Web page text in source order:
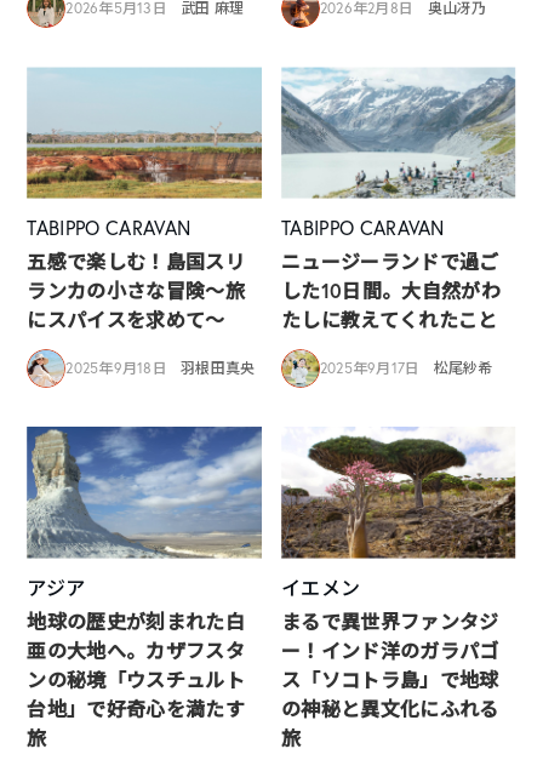
2026年5月13日 武田 麻理 2026年2月8日 奥山冴乃
TABIPPO CARAVAN
五感で楽しむ！島国スリ
ランカの小さな冒険～旅
にスパイスを求めて～
2025年9月18日 羽根田真央
TABIPPO CARAVAN
ニュージーランドで過ご
した10日間。大自然がわ
たしに教えてくれたこと
2025年9月17日 松尾紗希
アジア
地球の歴史が刻まれた白
亜の大地へ。カザフスタ
ンの秘境「ウスチュルト
台地」で好奇心を満たす
旅
イエメン
まるで異世界ファンタジ
ー！インド洋のガラパゴ
ス「ソコトラ島」で地球
の神秘と異文化にふれる
旅